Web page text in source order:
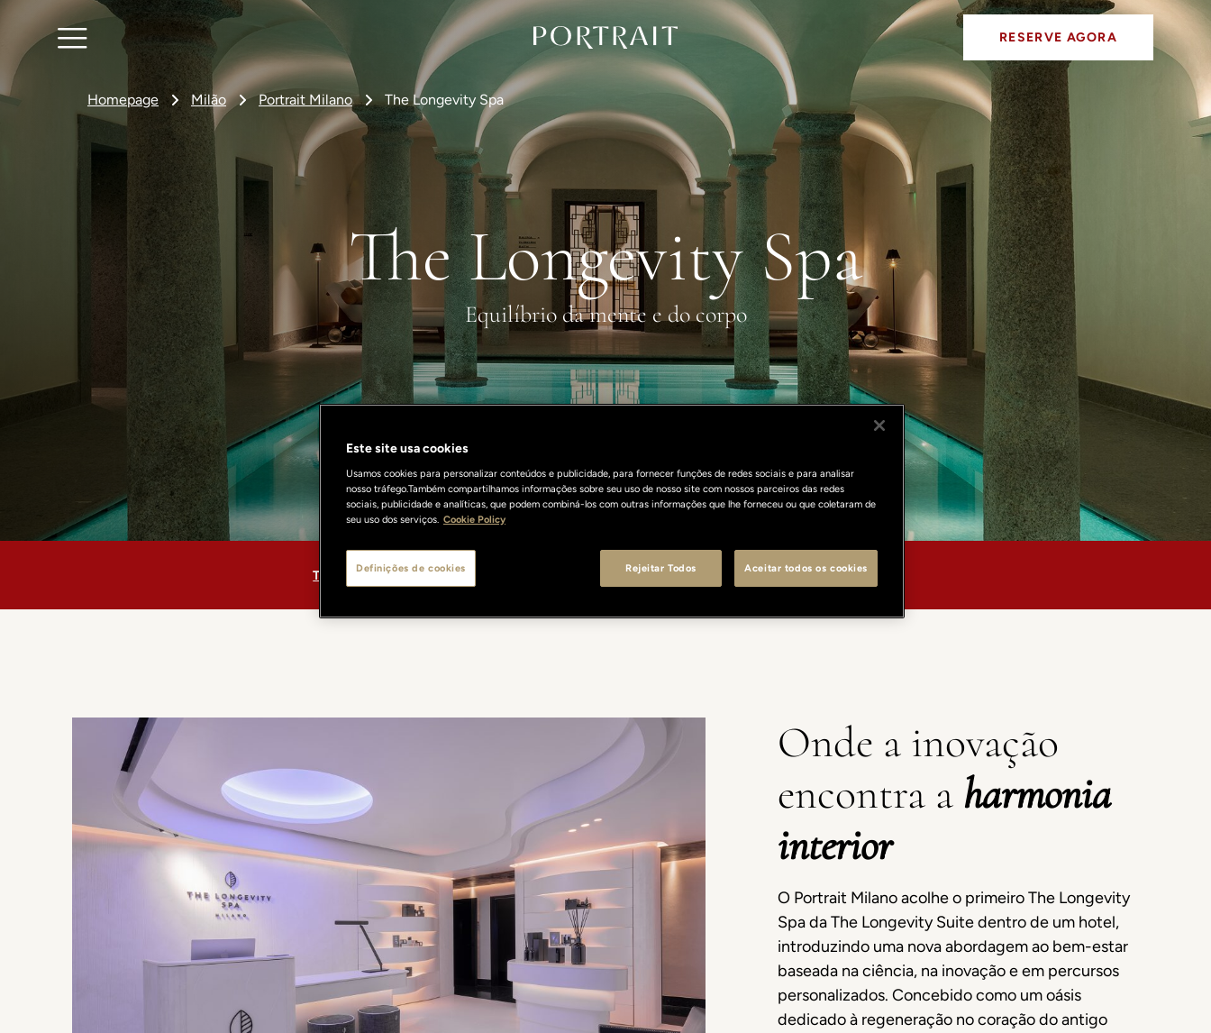
RESERVE AGORA
Homepage Milão Portrait Milano The Longevity Spa
The Longevity Spa
Equilíbrio da mente e do corpo
THE LONGEVITY SPA PRESENTES CONTACTOS PORTRAIT MILANO
Onde a inovação
encontra a harmonia
interior
O Portrait Milano acolhe o primeiro The Longevity
Spa da The Longevity Suite dentro de um hotel,
introduzindo uma nova abordagem ao bem-estar
baseada na ciência, na inovação e em percursos
personalizados. Concebido como um oásis
dedicado à regeneração no coração do antigo
Este site usa cookies
Usamos cookies para personalizar conteúdos e publicidade, para fornecer funções de redes sociais e para analisar
nosso tráfego.Também compartilhamos informações sobre seu uso de nosso site com nossos parceiros das redes
sociais, publicidade e analíticas, que podem combiná-los com outras informações que lhe forneceu ou que coletaram de
seu uso dos serviços. Cookie Policy
Rejeitar Todos Aceitar todos os cookies
Definições de cookies